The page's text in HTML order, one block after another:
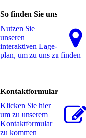
So finden Sie uns
Nutzen Sie
unseren
interaktiven La­ge­
plan, um zu uns zu finden
Kontaktformular
Klicken Sie hier
um zu unserem
Kon­takt­for­mu­lar
zu kommen